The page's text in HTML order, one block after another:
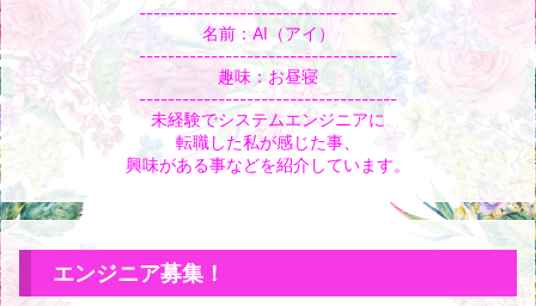
------------------------------------
名前：AI（アイ）
------------------------------------
趣味：お昼寝
------------------------------------
未経験でシステムエンジニアに
転職した私が感じた事、
興味がある事などを紹介しています。
エンジニア募集！